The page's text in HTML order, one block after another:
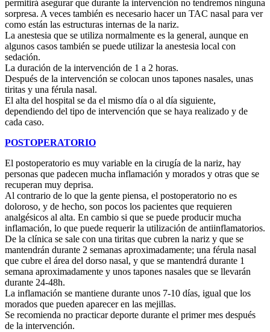
permitirá asegurar que durante la intervención no tendremos ninguna
sorpresa. A veces también es necesario hacer un TAC nasal para ver
como están las estructuras internas de la nariz.
La anestesia que se utiliza normalmente es la general, aunque en
algunos casos también se puede utilizar la anestesia local con
sedación.
La duración de la intervención de 1 a 2 horas.
Después de la intervención se colocan unos tapones nasales, unas
tiritas y una férula nasal.
El alta del hospital se da el mismo día o al día siguiente,
dependiendo del tipo de intervención que se haya realizado y de
cada caso.
POSTOPERATORIO
El postoperatorio es muy variable en la cirugía de la nariz, hay
personas que padecen mucha inflamación y morados y otras que se
recuperan muy deprisa.
Al contrario de lo que la gente piensa, el postoperatorio no es
doloroso, y de hecho, son pocos los pacientes que requieren
analgésicos al alta. En cambio si que se puede producir mucha
inflamación, lo que puede requerir la utilización de antiinflamatorios.
De la clínica se sale con una tiritas que cubren la nariz y que se
mantendrán durante 2 semanas aproximadamente; una férula nasal
que cubre el área del dorso nasal, y que se mantendrá durante 1
semana aproximadamente y unos tapones nasales que se llevarán
durante 24-48h.
La inflamación se mantiene durante unos 7-10 días, igual que los
morados que pueden aparecer en las mejillas.
Se recomienda no practicar deporte durante el primer mes después
de la intervención.